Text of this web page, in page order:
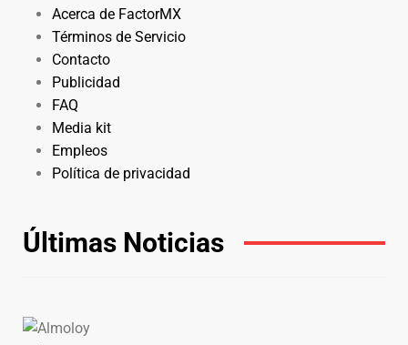
Acerca de FactorMX
Términos de Servicio
Contacto
Publicidad
FAQ
Media kit
Empleos
Política de privacidad
Últimas Noticias